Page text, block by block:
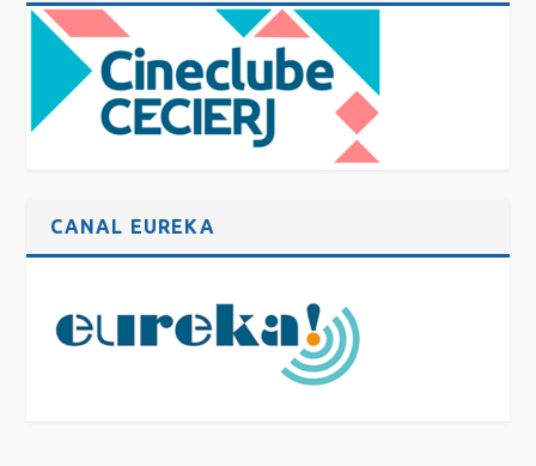
CANAL EUREKA